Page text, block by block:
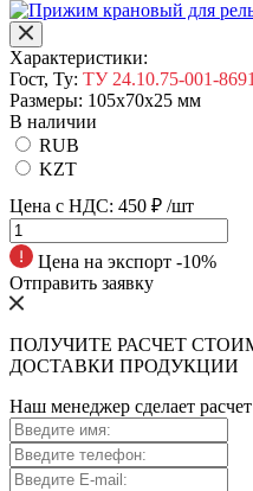
Характеристики:
Гост, Ту: ТУ 24.10.75-001-
Размеры: 105х70х25 мм
В наличии
RUB
KZT
Цена с НДС: 450 ₽ /шт
Цена на экспорт -10%
Отправить заявку
ПОЛУЧИТЕ РАСЧЕТ
ДОСТАВКИ ПРОДУКЦИИ
Наш менеджер сделает